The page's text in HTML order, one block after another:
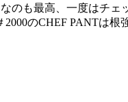
のも最高、一度はチェ
2000のCHEF PANTは